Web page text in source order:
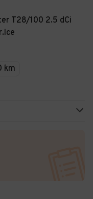
T28/100 2.5 dCi
km